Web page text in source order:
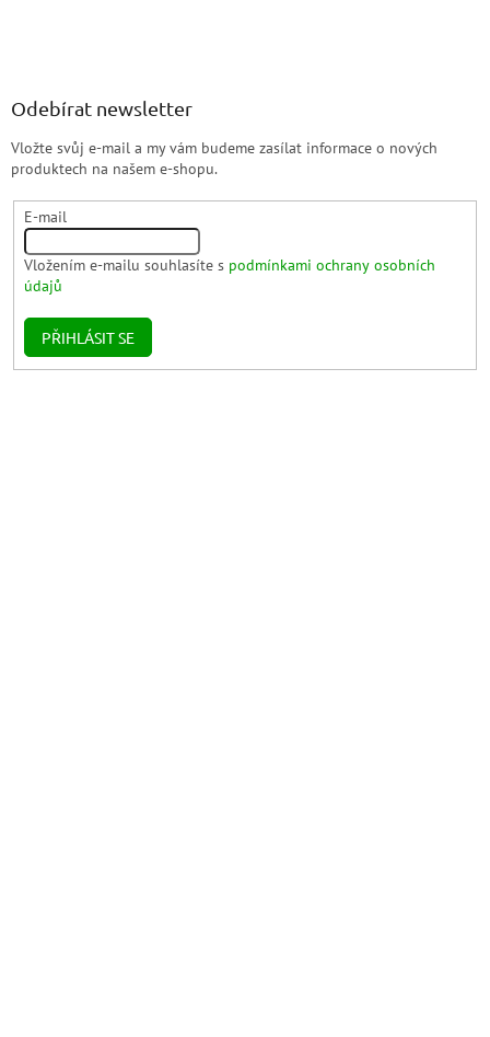
Odebírat newsletter
Vložte svůj e-mail a my vám budeme zasílat informace o nových
produktech na našem e-shopu.
E-mail
Vložením e-mailu souhlasíte s podmínkami ochrany osobních
údajů
PŘIHLÁSIT SE